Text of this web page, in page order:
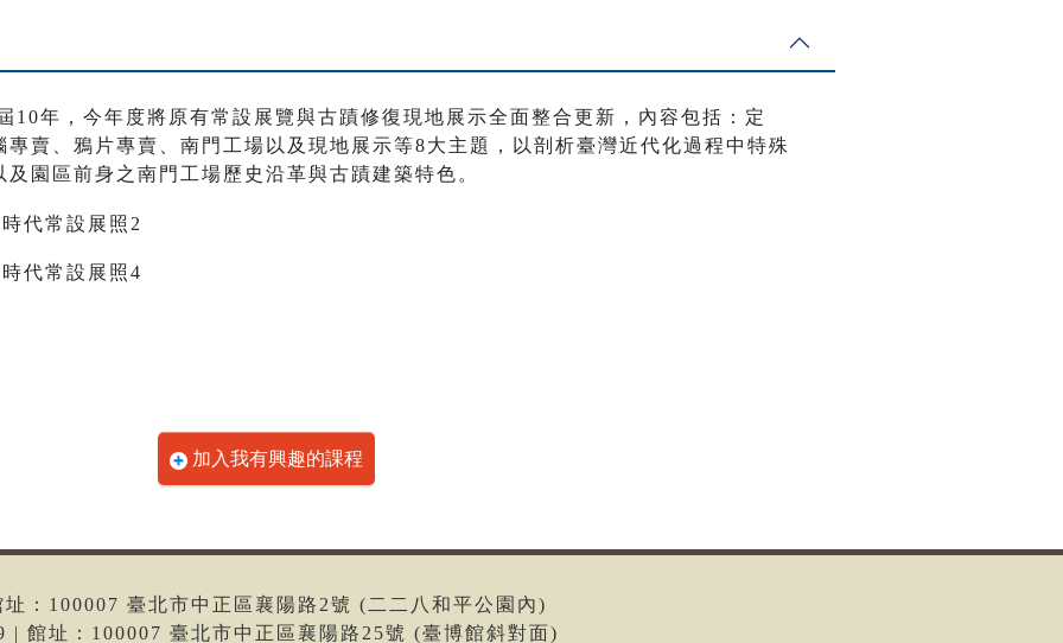
10年，今年度將原有常設展覽與古蹟修復現地展示全面整合更新，內容包括：定
賣、鴉片專賣、南門工場以及現地展示等8大主題，以剖析臺灣近代化過程中特殊
園區前身之南門工場歷史沿革與古蹟建築特色。
加入我有興趣的課程
：100007 臺北市中正區襄陽路2號 (二二八和平公園內)
| 館址：100007 臺北市中正區襄陽路25號 (臺博館斜對面)